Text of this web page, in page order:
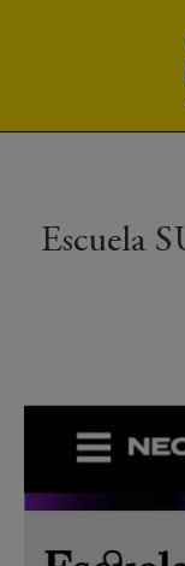
Escuela